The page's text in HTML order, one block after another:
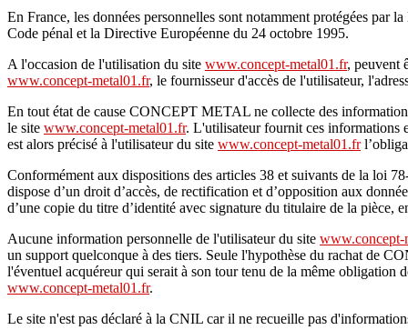
En France, les données personnelles sont notamment protégées
Code pénal et la Directive Européenne du 24 octobre 1995.
A l'occasion de l'utilisation du site www.concept-metal01.fr, peuvent
www.concept-metal01.fr, le fournisseur d'accès de l'utilisateur,
En tout état de cause CONCEPT METAL ne collecte des
le site www.concept-metal01.fr. L'utilisateur fournit ces informations
est alors précisé à l'utilisateur du site www.concept-metal01.fr
Conformément aux dispositions des articles 38 et suivants de la loi
dispose d’un droit d’accès, de rectification et d’opposition aux
d’une copie du titre d’identité avec signature du titulaire de la pièce,
Aucune information personnelle de l'utilisateur du site www.concept-
un support quelconque à des tiers. Seule l'hypothèse du rachat de
l'éventuel acquéreur qui serait à son tour tenu de la même
www.concept-metal01.fr.
Le site n'est pas déclaré à la CNIL car il ne recueille pas